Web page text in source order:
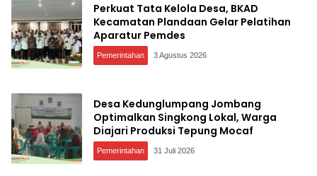
Perkuat Tata Kelola Desa, BKAD
Kecamatan Plandaan Gelar Pelatihan
Aparatur Pemdes
Pemerintahan 3 Agustus 2026
Desa Kedunglumpang Jombang
Optimalkan Singkong Lokal, Warga
Diajari Produksi Tepung Mocaf
Pemerintahan 31 Juli 2026